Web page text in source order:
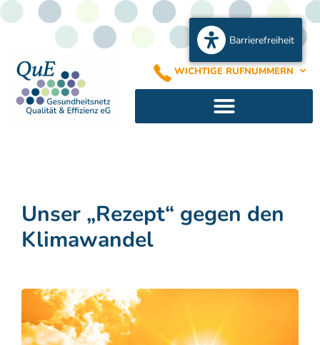
WICHTIGE RUFNUMMERN
Unser „Rezept“ gegen den
Klimawandel
Barrierefreiheit